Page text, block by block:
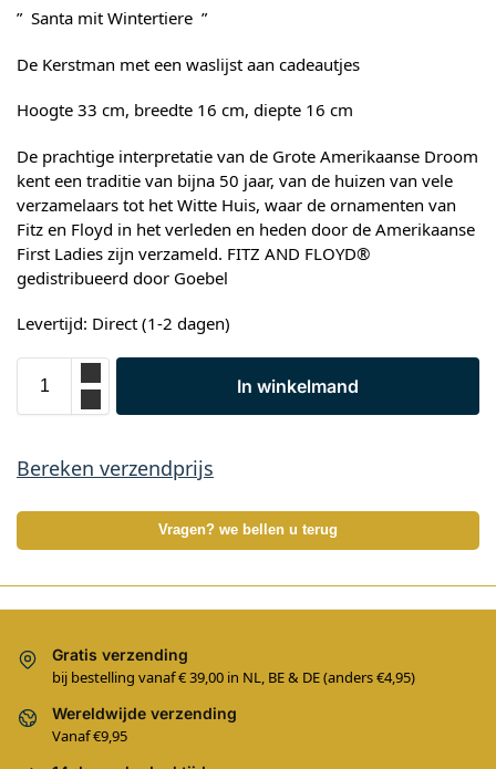
” Santa mit Wintertiere ”
De Kerstman met een waslijst aan cadeautjes
Hoogte 33 cm, breedte 16 cm, diepte 16 cm
De prachtige interpretatie van de Grote Amerikaanse Droom
kent een traditie van bijna 50 jaar, van de huizen van vele
verzamelaars tot het Witte Huis, waar de ornamenten van
Fitz en Floyd in het verleden en heden door de Amerikaanse
First Ladies zijn verzameld. FITZ AND FLOYD®
gedistribueerd door Goebel
Levertijd: Direct (1-2 dagen)
In winkelmand
Bereken verzendprijs
Vragen? we bellen u terug
Gratis verzending
bij bestelling vanaf € 39,00 in NL, BE & DE (anders €4,95)
Wereldwijde verzending
Vanaf €9,95